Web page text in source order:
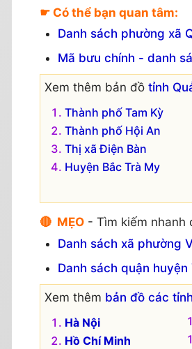
☛ Có thể bạn quan tâm:
Danh sách phường xã
Mã bưu chính - danh
Xem thêm bản đồ tỉnh
Thành phố Tam Kỳ
Thành phố Hội An
Thị xã Điện Bàn
Huyện Bắc Trà My
🔴 MẸO - Tìm kiếm nhanh
Danh sách xã phường
Danh sách quận huyện
Xem thêm bản đồ các
Hà Nội
Hồ Chí Minh